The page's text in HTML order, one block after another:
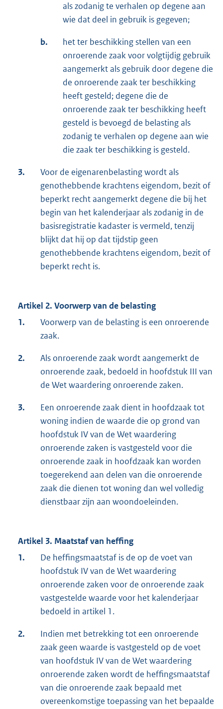
als zodanig te verhalen op degene aan
wie dat deel in gebruik is gegeven;
b.
het ter beschikking stellen van een
onroerende zaak voor volgtijdig gebruik
aangemerkt als gebruik door degene die
de onroerende zaak ter beschikking
heeft gesteld; degene die de
onroerende zaak ter beschikking heeft
gesteld is bevoegd de belasting als
zodanig te verhalen op degene aan wie
die zaak ter beschikking is gesteld.
3.
Voor de eigenarenbelasting wordt als
genothebbende krachtens eigendom, bezit of
beperkt recht aangemerkt degene die bij het
begin van het kalenderjaar als zodanig in de
basisregistratie kadaster is vermeld, tenzij
blijkt dat hij op dat tijdstip geen
genothebbende krachtens eigendom, bezit of
beperkt recht is.
Artikel 2. Voorwerp van de belasting
1.
Voorwerp van de belasting is een onroerende
zaak.
2.
Als onroerende zaak wordt aangemerkt de
onroerende zaak, bedoeld in hoofdstuk III van
de Wet waardering onroerende zaken.
3.
Een onroerende zaak dient in hoofdzaak tot
woning indien de waarde die op grond van
hoofdstuk IV van de Wet waardering
onroerende zaken is vastgesteld voor die
onroerende zaak in hoofdzaak kan worden
toegerekend aan delen van die onroerende
zaak die dienen tot woning dan wel volledig
dienstbaar zijn aan woondoeleinden.
Artikel 3. Maatstaf van heffing
1.
De heffingsmaatstaf is de op de voet van
hoofdstuk IV van de Wet waardering
onroerende zaken voor de onroerende zaak
vastgestelde waarde voor het kalenderjaar
bedoeld in artikel 1.
2.
Indien met betrekking tot een onroerende
zaak geen waarde is vastgesteld op de voet
van hoofdstuk IV van de Wet waardering
onroerende zaken wordt de heffingsmaatstaf
van die onroerende zaak bepaald met
overeenkomstige toepassing van het bepaalde